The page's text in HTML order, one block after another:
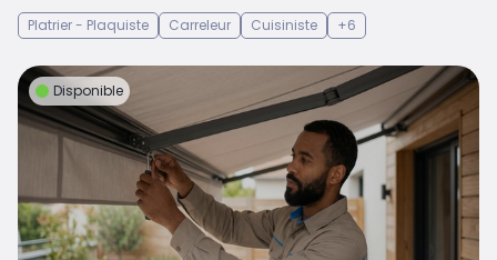
Platrier - Plaquiste
Carreleur Cuisiniste +6
Disponible